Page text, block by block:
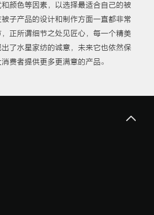
颜色等因素，以选择最适合自己的被
子产品的设计和制作方面一直都非常
正所谓细节之处见匠心，每一个精美
了水星家纺的诚意，未来它也依然保
费者提供更多更满意的产品。